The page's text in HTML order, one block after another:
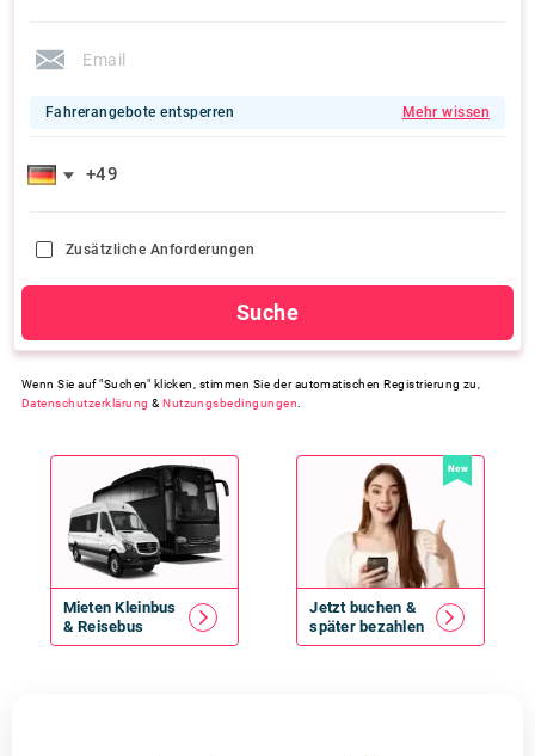
Fahrerangebote entsperren Mehr wissen
Zusätzliche Anforderungen
Suche
Wenn Sie auf "Suchen" klicken, stimmen Sie der automatischen Registrierung zu,
Datenschutzerklärung &Nutzungsbedingungen
Mieten Kleinbus
& Reisebus
New
Jetzt buchen &
später bezahlen